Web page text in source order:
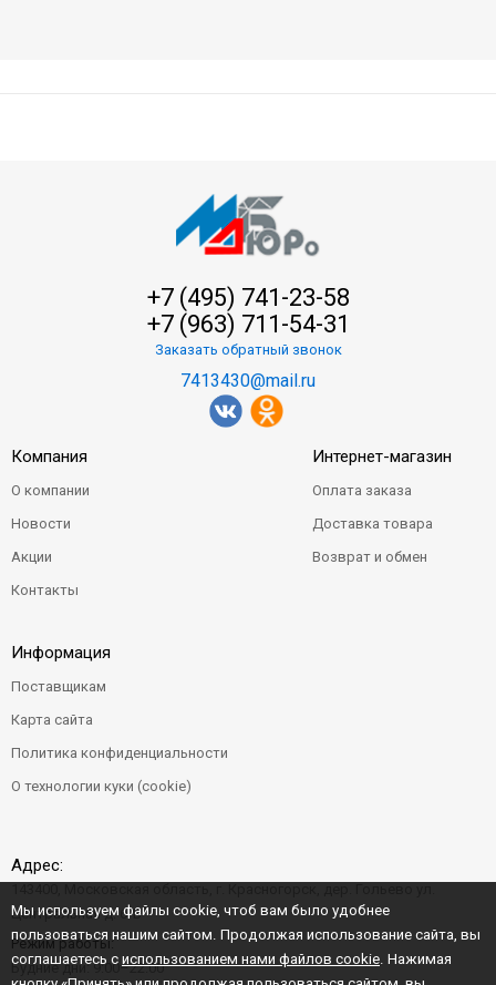
+7 (495) 741-23-58
+7 (963) 711-54-31
Заказать обратный звонок
7413430@mail.ru
Компания
О компании
Новости
Акции
Контакты
Интернет-магазин
Оплата заказа
Доставка товара
Возврат и обмен
Информация
Поставщикам
Карта сайта
Политика конфиденциальности
О технологии куки (cookie)
Адрес:
Центральная д. 6"Б"
Режим работы:
Будние дни: 9:00–22:00
Мы используем файлы cookie, чтоб вам было удобнее
пользоваться нашим сайтом. Продолжая использование сайта, вы
соглашаетесь с использованием нами файлов cookie . Нажимая